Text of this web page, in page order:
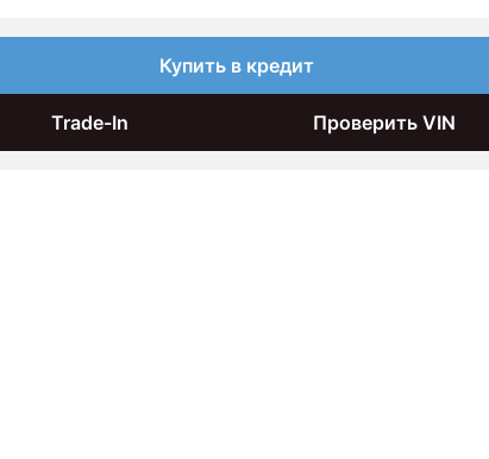
Купить в кредит
Trade-In Проверить VIN